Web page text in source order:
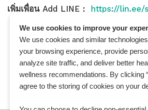
เพิ่มเพื่อน Add LINE : https://lin.ee/
We use cookies to improve your
We use cookies and similar
your browsing experience, provide
analyze site traffic, and deliver better
wellness recommendations. By clicking
agree to the storing of cookies on your